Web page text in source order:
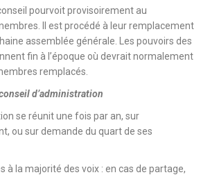
pourvoit provisoirement au
Il est procédé à leur remplacement
assemblée générale. Les pouvoirs des
fin à l’époque où devrait normalement
remplacés.
d’administration
se réunit une fois par an, sur
ou sur demande du quart de ses
à la majorité des voix : en cas de partage,